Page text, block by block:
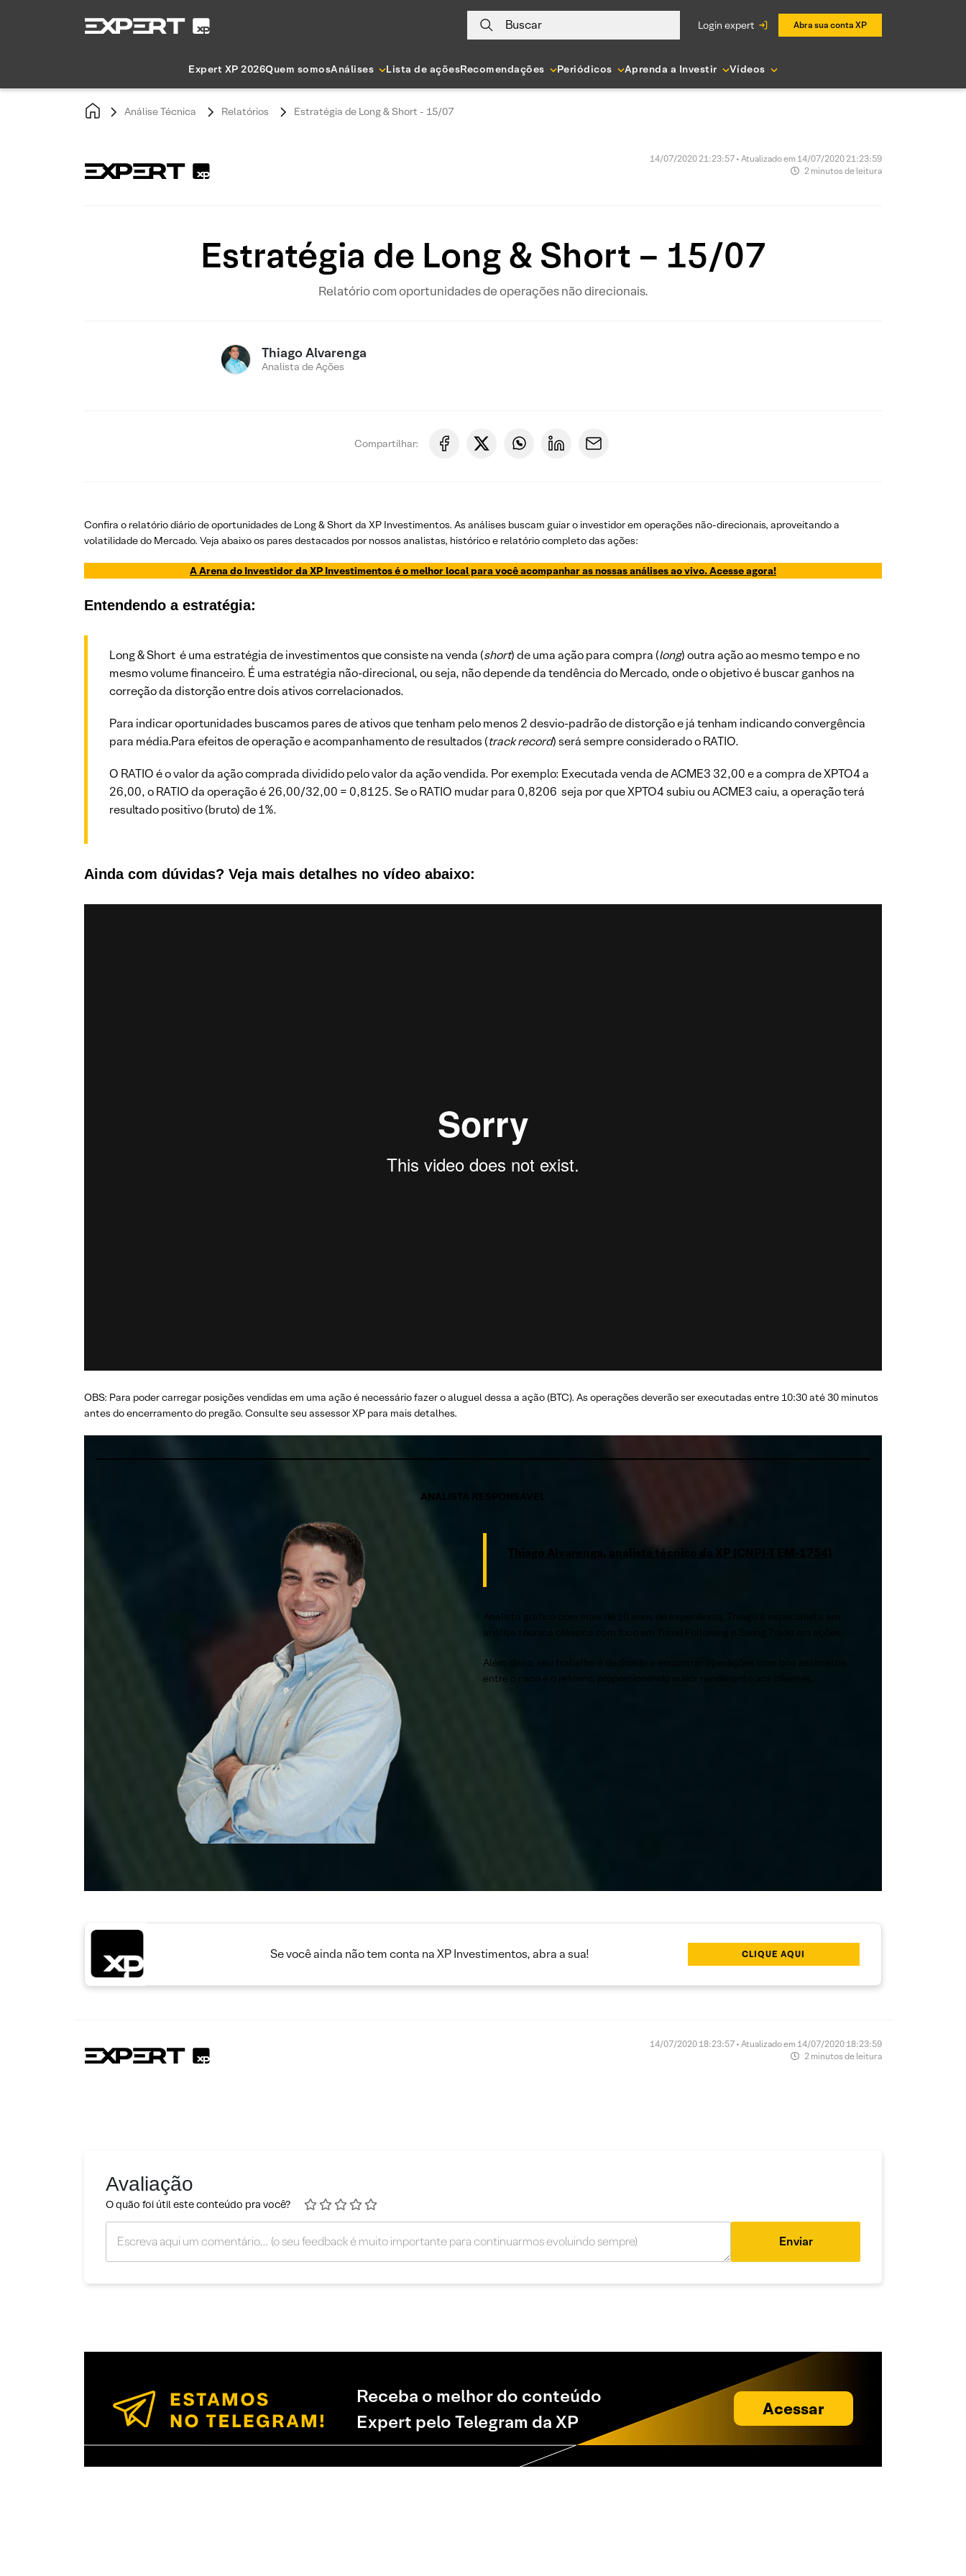
Buscar login expert Abra sua conta XP
Expert XP 2026Quem somosAnálises Lista de açõesRecomendações Periódicos Aprenda a Investir Vídeos
Análise Técnica Relatórios Estratégia de Long & Short - 15/07
14/07/2020 21:23:57 • Atualizado em 14/07/2020 21:23:59
2 minutos de leitura
Estratégia de Long & Short – 15/07
Relatório com oportunidades de operações não direcionais.
Thiago Alvarenga
Analista de Ações
Compartilhar:
Confira o relatório diário de oportunidades de Long & Short da XP Investimentos. As análises buscam guiar o investidor em operações não-direcionais, aproveitando a
volatilidade do Mercado. Veja abaixo os pares destacados por nossos analistas, histórico e relatório completo das ações:
A Arena do Investidor da XP Investimentos é o melhor local para você acompanhar as nossas análises ao vivo. Acesse agora!
Entendendo a estratégia:
Long & Short é uma estratégia de investimentos que consiste na venda (short) de uma ação para compra (long) outra ação ao mesmo tempo e no
mesmo volume financeiro. É uma estratégia não-direcional, ou seja, não depende da tendência do Mercado, onde o objetivo é buscar ganhos na
correção da distorção entre dois ativos correlacionados.
Para indicar oportunidades buscamos pares de ativos que tenham pelo menos 2 desvio-padrão de distorção e já tenham indicando convergência
para média.Para efeitos de operação e acompanhamento de resultados (track record) será sempre considerado o RATIO.
O RATIO é o valor da ação comprada dividido pelo valor da ação vendida. Por exemplo: Executada venda de ACME3 32,00 e a compra de XPTO4 a
26,00, o RATIO da operação é 26,00/32,00 = 0,8125. Se o RATIO mudar para 0,8206 seja por que XPTO4 subiu ou ACME3 caiu, a operação terá
resultado positivo (bruto) de 1%.
Ainda com dúvidas? Veja mais detalhes no vídeo abaixo:
OBS: Para poder carregar posições vendidas em uma ação é necessário fazer o aluguel dessa a ação (BTC). As operações deverão ser executadas entre 10:30 até 30 minutos
antes do encerramento do pregão. Consulte seu assessor XP para mais detalhes.
ANALISTA RESPONSÁVEL
Thiago Alvarenga, analista técnico da XP (CNPI-T EM-1754)
Analista gráfico com mais de 10 anos de experiência, Thiago é especialista em
análise técnica clássica com foco em Trend Following e Swing Trade em ações.
Além disso, seu trabalho é dedicado a encontrar operações com boa assimetria
entre o risco e o retorno, proporcionando maior rendimento aos clientes.
Se você ainda não tem conta na XP Investimentos, abra a sua! CLIQUE AQUI
14/07/2020 18:23:57 • Atualizado em 14/07/2020 18:23:59
2 minutos de leitura
Avaliação
O quão foi útil este conteúdo pra você?
Enviar
Receba o melhor do conteúdo
Expert pelo Telegram da XP
Acessar